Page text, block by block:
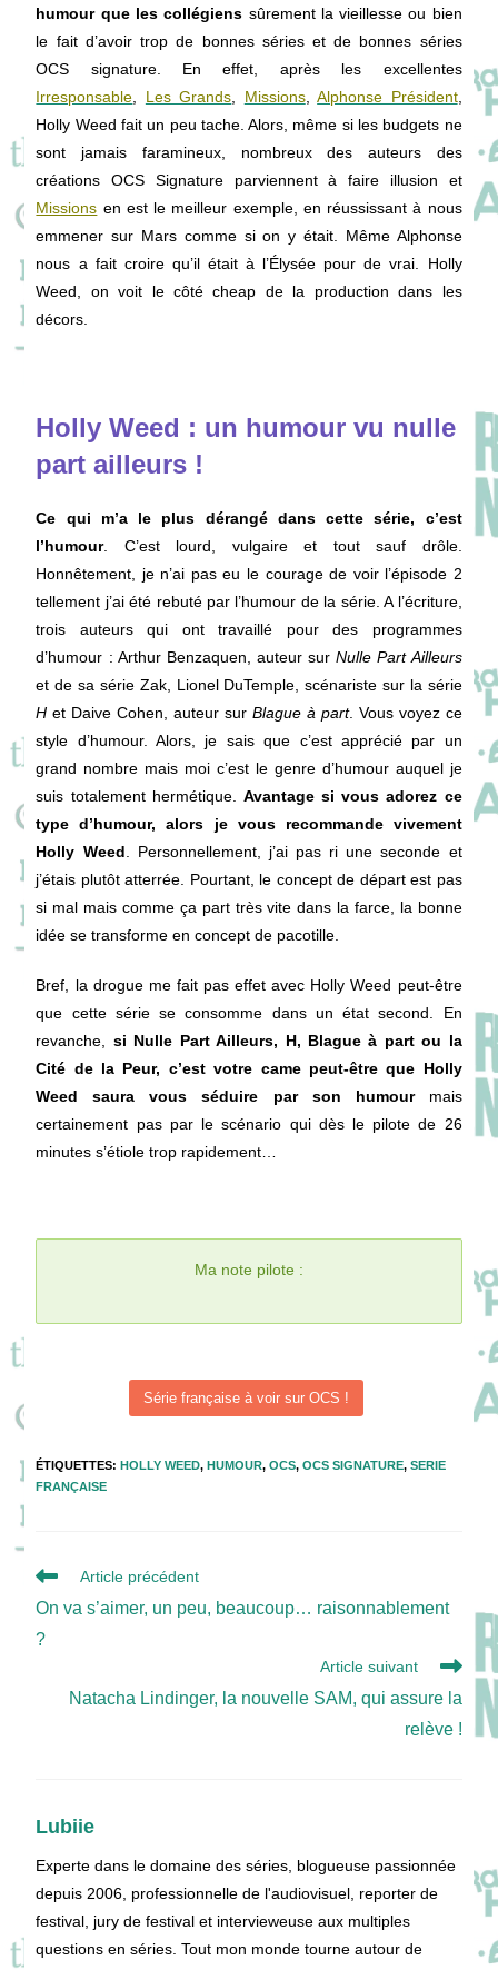
humour que les collégiens sûrement la vieillesse ou bien
le fait d’avoir trop de bonnes séries et de bonnes séries
OCS signature. En effet, après les excellentes
Irresponsable
Les Grands Missions,Alphonse Président,
Holly Weed fait un peu tache. Alors, même si les budgets ne
sont jamais faramineux, nombreux des auteurs des
créations OCS Signature parviennent à faire illusion et
Missions en est le meilleur exemple, en réussissant à nous
emmener sur Mars comme si on y était. Même Alphonse
nous a fait croire qu’il était à l’Élysée pour de vrai. Holly
Weed, on voit le côté cheap de la production dans les
décors.
Holly Weed : un humour vu nulle
part ailleurs !
Ce qui m’a le plus dérangé dans cette série, c’est
l’humour. C’est lourd, vulgaire et tout sauf drôle.
Honnêtement, je n’ai pas eu le courage de voir l’épisode 2
tellement j’ai été rebuté par l’humour de la série. A l’écriture,
trois auteurs qui ont travaillé pour des programmes
d’humour : Arthur Benzaquen, auteur surNulle Part Ailleurs
et de sa série Zak, Lionel DuTemple, scénariste sur la série
H et Daive Cohen, auteur sur Blague à part. Vous voyez ce
style d’humour. Alors, je sais que c’est apprécié par un
grand nombre mais moi c’est le genre d’humour auquel je
suis totalement hermétique. Avantage si vous adorez ce
type d’humour, alors je vous recommande vivement
Holly Weed . Personnellement, j’ai pas ri une seconde et
j’étais plutôt atterrée. Pourtant, le concept de départ est pas
si mal mais comme ça part très vite dans la farce, la bonne
idée se transforme en concept de pacotille.
Bref, la drogue me fait pas effet avec Holly Weed peut-être
que cette série se consomme dans un état second. En
revanche, si Nulle Part Ailleurs, H, Blague à part ou la
Cité de la Peur, c’est votre came peut-être que Holly
Weed saura vous séduire par son humourmais
certainement pas par le scénario qui dès le pilote de 26
minutes s’étiole trop rapidement…
Ma note pilote :
Série française à voir sur OCS !
ÉTIQUETTES: HOLLY WEED, HUMOUR, OCS, OCS SIGNATURE, SERIE
FRANÇAISE
Read
articles
Article précédent
On va s’aimer, un peu, beaucoup… raisonnablement
?
Article suivant
Natacha Lindinger, la nouvelle SAM, qui assure la
relève !
Lubiie
Experte dans le domaine des séries, blogueuse passionnée
depuis 2006, professionnelle de l'audiovisuel, reporter de
festival, jury de festival et intervieweuse aux multiples
questions en séries. Tout mon monde tourne autour de